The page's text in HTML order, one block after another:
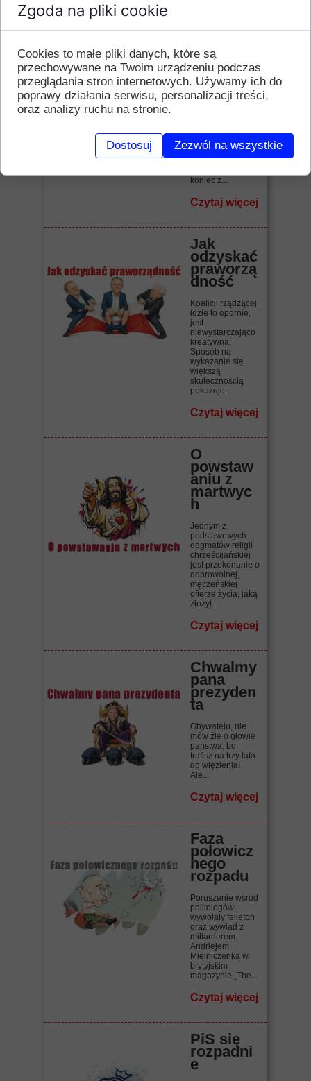
"Raj
ameryka
ński" bis
Biadolenie,
kwękanie.
Benzyna droga!
Wszystko drogie!
Inflacja! Jak żyć,
koniec z...
Czytaj więcej
Jak
odzyskać
praworzą
dność
Koalicji rządzącej
idzie to opornie,
jest
niewystarczająco
kreatywna.
Sposób na
wykazanie się
większą
skutecznością
pokazuje...
Czytaj więcej
O
powstaw
aniu z
martwyc
h
Jednym z
podstawowych
dogmatów religii
chrześcijańskiej
jest przekonanie o
dobrowolnej,
męczeńskiej
ofierze życia, jaką
złożył...
Czytaj więcej
Chwalmy
pana
prezyden
ta
Obywatelu, nie
mów źle o głowie
państwa, bo
trafisz na trzy lata
do więzienia!
Ale...
Czytaj więcej
Faza
połowicz
nego
rozpadu
Poruszenie wśród
politologów
wywołały felieton
oraz wywiad z
miliarderem
Andriejem
Mielniczenką w
brytyjskim
magazynie „The...
Czytaj więcej
PiS się
rozpadni
e
Zgoda na pliki cookie
Cookies to małe pliki danych, które są
przechowywane na Twoim urządzeniu podczas
przeglądania stron internetowych. Używamy ich do
poprawy działania serwisu, personalizacji treści,
oraz analizy ruchu na stronie.
Dostosuj Zezwól na wszystkie